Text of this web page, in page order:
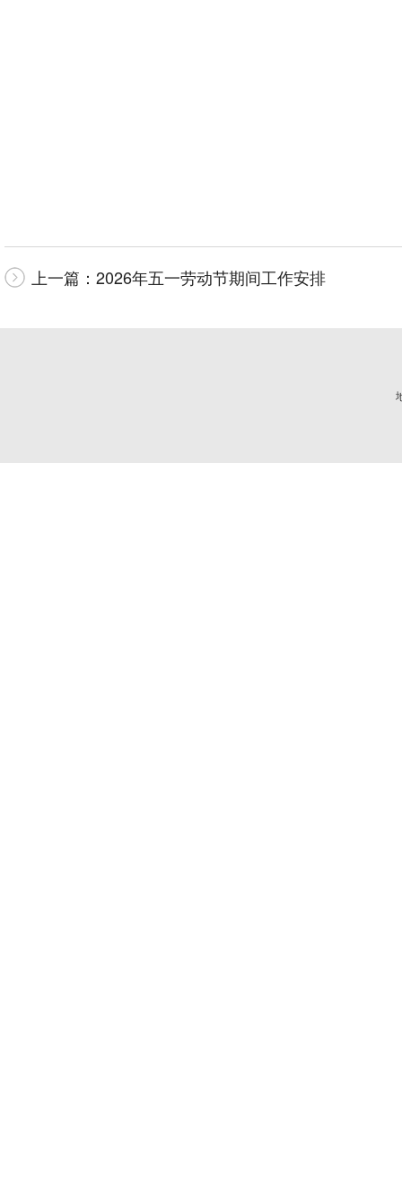
上一篇： 2026年五一劳动节期间工作安排